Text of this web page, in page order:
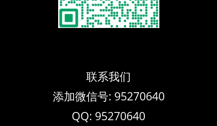
联系我们
添加微信号: 95270640
QQ: 95270640